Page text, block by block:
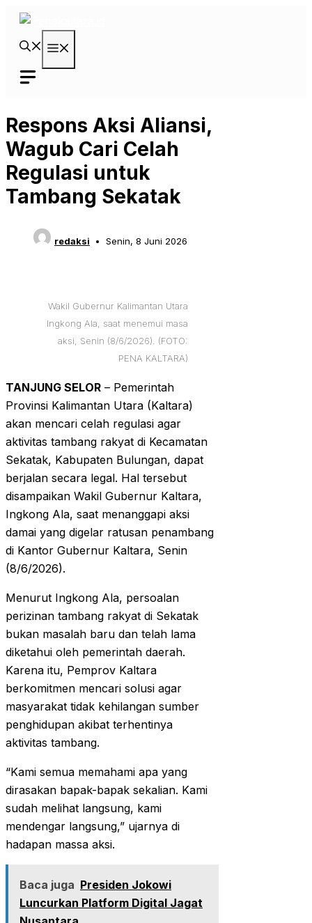
Langsung
Respons Aksi Aliansi,
Wagub Cari Celah
Regulasi untuk
Tambang Sekatak
redaksi Senin, 8 Juni 2026
Wakil Gubernur Kalimantan Utara
Ingkong Ala, saat menemui masa
aksi, Senin (8/6/2026). (FOTO:
PENA KALTARA)
TANJUNG SELOR – Pemerintah
Provinsi Kalimantan Utara (Kaltara)
akan mencari celah regulasi agar
aktivitas tambang rakyat di Kecamatan
Sekatak, Kabupaten Bulungan, dapat
berjalan secara legal. Hal tersebut
disampaikan Wakil Gubernur Kaltara,
Ingkong Ala, saat menanggapi aksi
damai yang digelar ratusan penambang
di Kantor Gubernur Kaltara, Senin
(8/6/2026).
Menurut Ingkong Ala, persoalan
perizinan tambang rakyat di Sekatak
bukan masalah baru dan telah lama
diketahui oleh pemerintah daerah.
Karena itu, Pemprov Kaltara
berkomitmen mencari solusi agar
masyarakat tidak kehilangan sumber
penghidupan akibat terhentinya
aktivitas tambang.
“Kami semua memahami apa yang
dirasakan bapak-bapak sekalian. Kami
sudah melihat langsung, kami
mendengar langsung,” ujarnya di
hadapan massa aksi.
Baca juga Presiden Jokowi
Luncurkan Platform Digital Jagat